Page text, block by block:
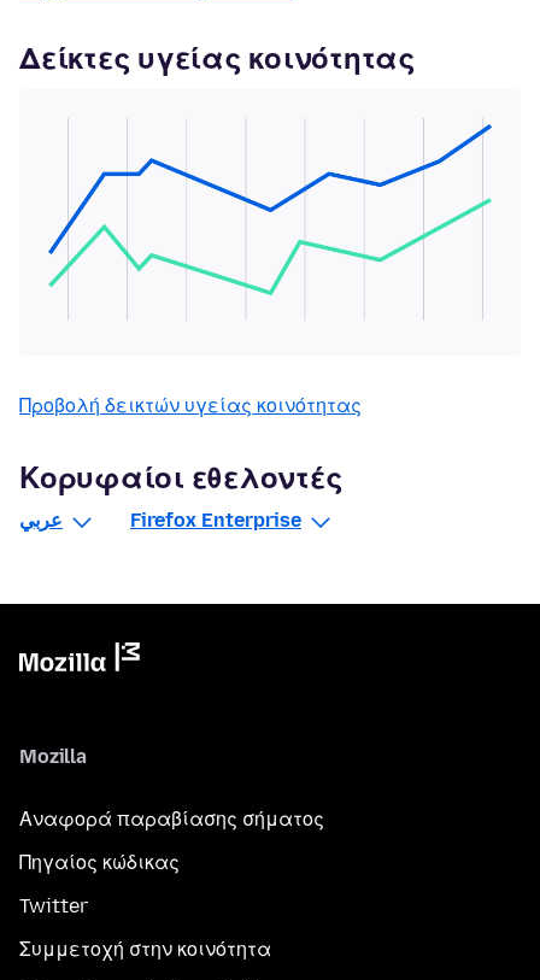
Δείκτες υγείας κοινότητας
Προβολή δεικτών υγείας κοινότητας
Κορυφαίοι εθελοντές
عربي Firefox Enterprise
Mozilla
Αναφορά παραβίασης σήματος
Πηγαίος κώδικας
Twitter
Συμμετοχή στην κοινότητα